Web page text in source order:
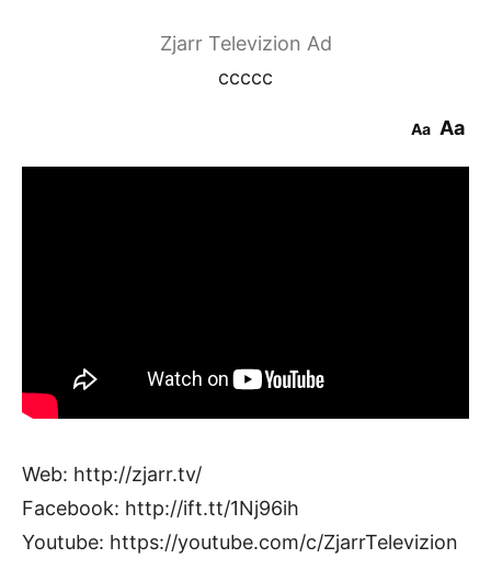
Zjarr Televizion Ad
ccccc
Aa Aa
Web: http://zjarr.tv/
Facebook: http://ift.tt/1Nj96ih
Youtube: https://youtube.com/c/ZjarrTelevizion